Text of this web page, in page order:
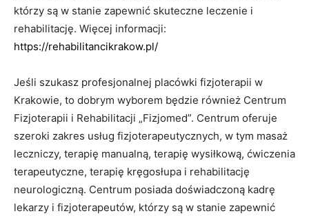
którzy są w stanie zapewnić skuteczne leczenie i
rehabilitację. Więcej informacji:
https://rehabilitancikrakow.pl/
Jeśli szukasz profesjonalnej placówki fizjoterapii w
Krakowie, to dobrym wyborem będzie również Centrum
Fizjoterapii i Rehabilitacji „Fizjomed”. Centrum oferuje
szeroki zakres usług fizjoterapeutycznych, w tym masaż
leczniczy, terapię manualną, terapię wysiłkową, ćwiczenia
terapeutyczne, terapię kręgosłupa i rehabilitację
neurologiczną. Centrum posiada doświadczoną kadrę
lekarzy i fizjoterapeutów, którzy są w stanie zapewnić